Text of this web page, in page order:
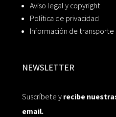
Aviso legal y copyright
Política de privacidad
Información de transporte
NEWSLETTER
Suscríbete yrecibe
email.